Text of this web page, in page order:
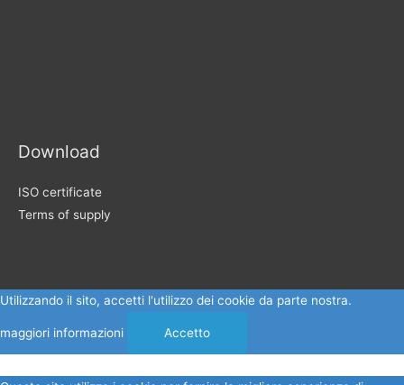
Download
ISO certificate
Terms of supply
Utilizzando il sito, accetti l'utilizzo dei cookie da parte nostra.
maggiori informazioni Accetto